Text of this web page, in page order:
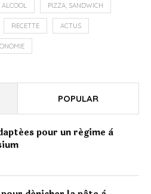
PIZZA, SANDWICH
RECETTE ACTUS
POPULAR
pour un régime à